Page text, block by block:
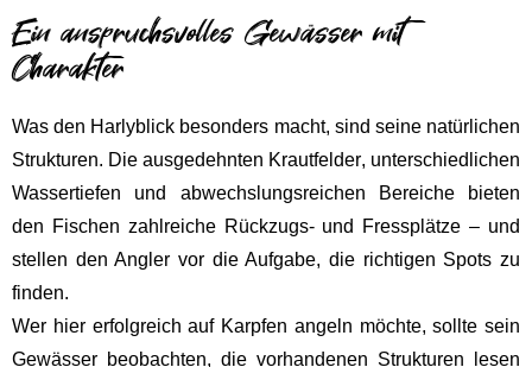
Ein anspruchsvolles Gewässer mit
Charakter
Was den Harlyblick besonders macht, sind seine natürlichen
Strukturen. Die ausgedehnten Krautfelder, unterschiedlichen
Wassertiefen und abwechslungsreichen Bereiche bieten
den Fischen zahlreiche Rückzugs- und Fressplätze – und
stellen den Angler vor die Aufgabe, die richtigen Spots zu
finden.
Wer hier erfolgreich auf Karpfen angeln möchte, sollte sein
Gewässer beobachten, die vorhandenen Strukturen lesen